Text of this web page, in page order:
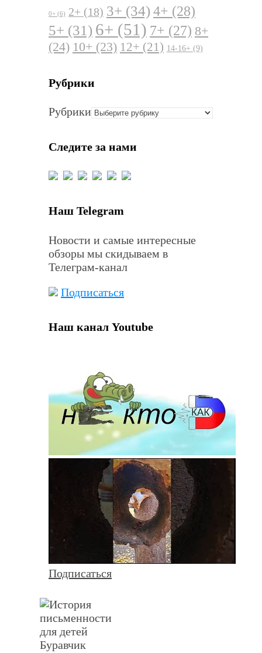
0+ (6) 2+ (18) 3+ (34) 4+ (28)
5+ (31) 6+ (51) 7+ (27) 8+
(24) 10+ (23) 12+ (21) 14-16+ (9)
Рубрики
Рубрики
Следите за нами
Наш Telegram
Новости и самые интересные
обзоры мы скидываем в
Телеграм-канал
Подписаться
Наш канал Youtube
Подписаться